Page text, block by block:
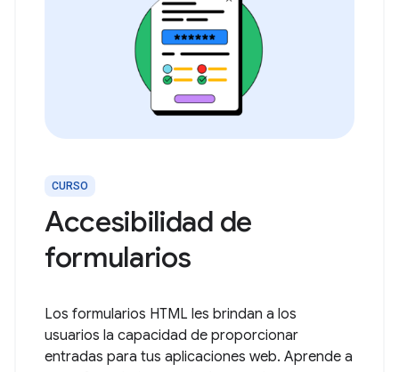
CURSO
Accesibilidad de
formularios
Los formularios HTML les brindan a los
usuarios la capacidad de proporcionar
entradas para tus aplicaciones web. Aprende a